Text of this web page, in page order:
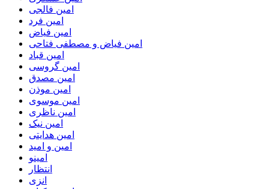
امین فالجی
امین فرد
امین فیاض
امین فیاض و مصطفی فتاحی
امین قباد
امین گروسی
امین مصدق
امین موذن
امین موسوی
امین ناظری
امین نیک
امین هدایتی
امین و امید
امینو
انتظار
انزی